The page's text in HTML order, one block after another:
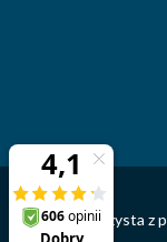
Ta strona korzysta z